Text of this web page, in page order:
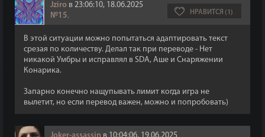
Jziro в 23:06:10, 18.06.2025
№15, НРАВИТСЯ (1)
В этой ситуации можно попытаться адаптировать текст
срезая по количеству. Делал так при переводе - Нет
никакой Умбры и исправлял в SDA, Аше и Снаряжении
Конарика.
Запарно конечно нащупывать лимит когда игра не
вылетит, но если перевод важен, можно и попробовать)